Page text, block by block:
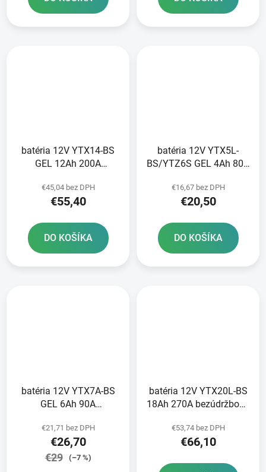
batéria 12V YTX14-BS
GEL 12Ah 200A
technológia 150x87x145
A-TECH aktivovaná z
€45,04 bez DPH
€55,40
DO KOŠÍKA
batéria 12V YTX5L-
BS/YTZ6S GEL 4Ah 80A
technológia 113x70x105
A-TECH aktivovaná z
€16,67 bez DPH
€20,50
DO KOŠÍKA
batéria 12V YTX7A-BS
GEL 6Ah 90A
technológia 150x87x94
A-TECH aktivovaná z
výroby
€21,71 bez DPH
€26,70
€29 (–7 %)
batéria 12V YTX20L-BS
18Ah 270A bezúdržbová
TECH aktivovaná z
výroby
€53,74 bez DPH
€66,10